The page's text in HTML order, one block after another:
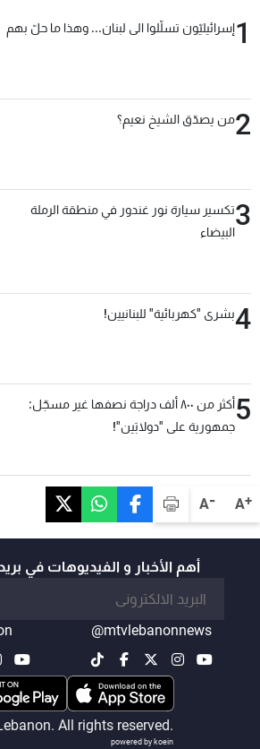
A+
A-
1إسرائيليّون تسلّلوا الى لبنان... وهذا ما حلّ بهم
2من يصدّق الشيخ نعيم؟
3تكسير سيارة نور غندور في منطقة الرملة
البيضاء
4بشرى "كهربائية" للبنانيين!
5
أكثر من ٨٠٠ ألف دراجة نصفها غير مسجّل:
جمهورية على "دولابَين"!
أهم الأخبار و الفيديوهات في
@mtvlebanonnews
All rights reserved.
powered by koein